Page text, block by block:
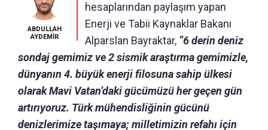
ABDULLAH
AYDEMİR
hesaplarından paylaşım yapan
Enerji ve Tabii Kaynaklar Bakanı
Alparslan Bayraktar, “6 derin deniz
sondaj gemimiz ve 2 sismik araştırma gemimizle,
dünyanın 4. büyük enerji filosuna sahip ülkesi
olarak Mavi Vatan’daki gücümüzü her geçen gün
artırıyoruz. Türk mühendisliğinin gücünü
denizlerimize taşımaya; milletimizin refahı için